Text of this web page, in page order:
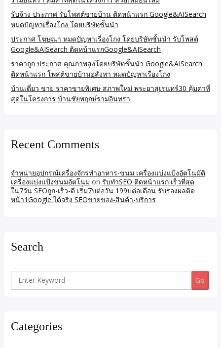
รับจ้าง ประกาศ รับโพสต์ขายบ้าน ติดหน้าแรก Google&AISearch
หมดปัญหาเรื่องโกง โดยบริษัทชั้นนำ
ประกาศ โฆษณา หมดปัญหาเรื่องโกง โดยบริษัทชั้นนำ รับโพสต์
Google&AISearch ติดหน้าแรกGoogle&AISearch
ราคาถูก ประกาศ คุณภาพสูงโดยบริษัทชั้นนำ Google&AISearch
ติดหน้าแรก โพสต์ขายบ้านอสังหา หมดปัญหาเรื่องโกง
บ้านเดี่ยว ขาย ราคาขายพิเศษ สภาพใหม่ พระยาสุเรนทร์30 คุ้มค่าที่
สุดในโครงการ บ้านชัยพฤกษ์รามอินทรา
Recent Comments
จำหน่ายอุปกรณ์เครื่องจักรทำอาหาร-ขนม เครื่องแบ่งแป้งอัตโนมัติ
เครื่องแบ่งแป้งขนมอัตโนม on รับทำSEO ติดหน้าแรก เร็วที่สุด
ใน7วัน SEOถูก-เร็ว-ดี เริ่ม7บต่อวัน 199บต่อเดือน รับรองผลติด
หน้า1Google ได้จริง SEOขายของ-สินค้า-บริการ
Search
Search
Categories